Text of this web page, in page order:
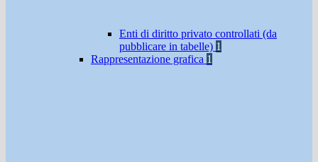
Enti di diritto privato controllati (da
pubblicare in tabelle) 1
Rappresentazione grafica 1